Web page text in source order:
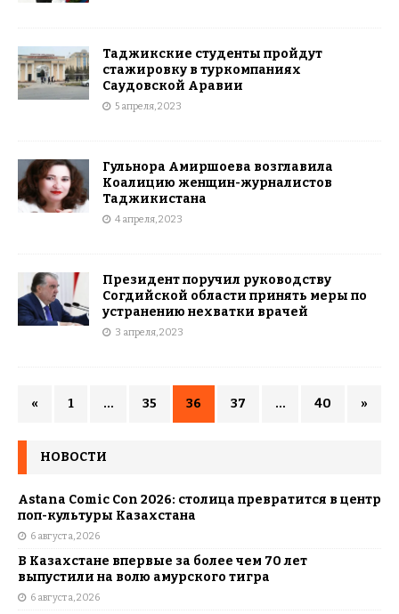
Таджикские студенты пройдут
стажировку в туркомпаниях
Саудовской Аравии
5 апреля, 2023
Гульнора Амиршоева возглавила
Коалицию женщин-журналистов
Таджикистана
4 апреля, 2023
Президент поручил руководству
Согдийской области принять меры по
устранению нехватки врачей
3 апреля, 2023
« 1 … 35 36 37 … 40 »
НОВОСТИ
Astana Comic Con 2026: столица превратится в центр
поп-культуры Казахстана
6 августа, 2026
В Казахстане впервые за более чем 70 лет
выпустили на волю амурского тигра
6 августа, 2026